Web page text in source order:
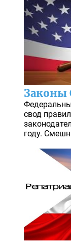
свод
году.